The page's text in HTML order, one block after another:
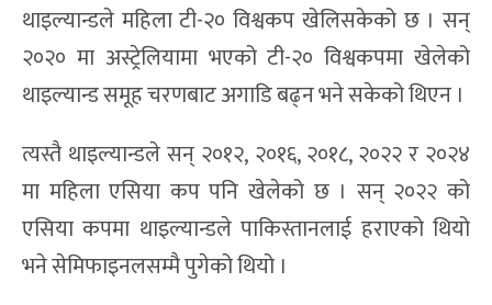
थाइल्यान्डले महिला टी-२० विश्वकप खेलिसकेको छ । सन्
२०२० मा अस्ट्रेलियामा भएको टी-२० विश्वकपमा खेलेको
थाइल्यान्ड समूह चरणबाट अगाडि बढ्न भने सकेको थिएन ।
त्यस्तै थाइल्यान्डले सन् २०१२, २०१६, २०१८, २०२२ र २०२४
मा महिला एसिया कप पनि खेलेको छ । सन् २०२२ को
एसिया कपमा थाइल्यान्डले पाकिस्तानलाई हराएको थियो
भने सेमिफाइनलसम्मै पुगेको थियो ।